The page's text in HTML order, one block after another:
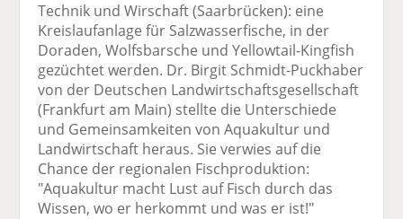
Technik und Wirschaft (Saarbrücken): eine
Kreislaufanlage für Salzwasserfische, in der
Doraden, Wolfsbarsche und Yellowtail-Kingfish
gezüchtet werden. Dr. Birgit Schmidt-Puckhaber
von der Deutschen Landwirtschaftsgesellschaft
(Frankfurt am Main) stellte die Unterschiede
und Gemeinsamkeiten von Aquakultur und
Landwirtschaft heraus. Sie verwies auf die
Chance der regionalen Fischproduktion:
"Aquakultur macht Lust auf Fisch durch das
Wissen, wo er herkommt und was er ist!"